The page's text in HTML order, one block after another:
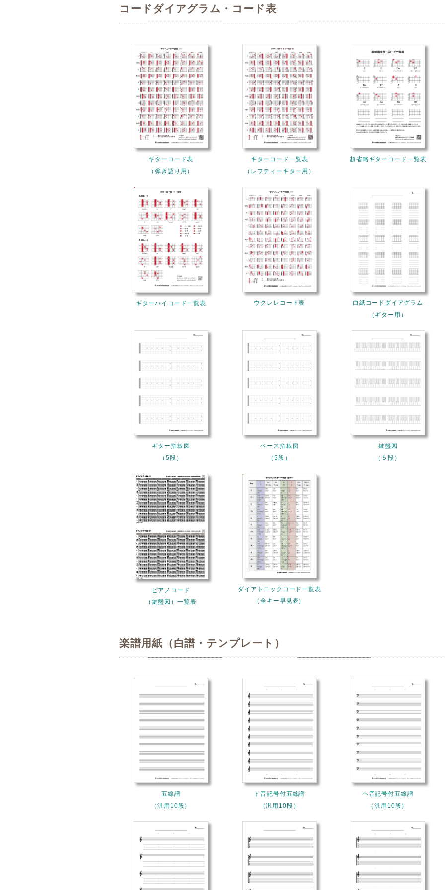
コードダイアグラム・コード表
ギターコード表
（弾き語り用）
ギターコード一覧表
（レフティーギター用）
超省略ギターコード一覧表
ギターハイコード一覧表 ウクレレコード表
白紙コードダイアグラム
（ギター用）
ギター指板図
（5段）
ベース指板図
（5段）
鍵盤図
（５段）
ピアノコード
（鍵盤図）一覧表
ダイアトニックコード一覧表
（全キー早見表）
楽譜用紙（白譜・テンプレート）
五線譜
（汎用10段）
ト音記号付五線譜
（汎用10段）
ヘ音記号付五線譜
（汎用10段）